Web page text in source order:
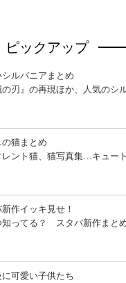
ピックアップ
ルバニアまとめ
の刃』の再現ほか、人気のシ
猫まとめ
レント猫、猫写真集…キュー
新作イッキ見せ！
知ってる？ スタバ新作まと
に可愛い子供たち